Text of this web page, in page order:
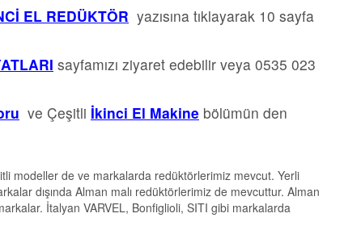
EL REDÜKTÖR yazısına tıklayarak 10 sayfa
sayfamızı ziyaret edebilir veya 0535 023
ve Çeşitli İkinci El Makine bölümün den
modeller de ve markalarda redüktörlerimiz mevcut. Yerli
dışında Alman malı redüktörlerimiz de mevcuttur. Alman
İtalyan VARVEL, Bonfiglioli, SITI gibi markalarda